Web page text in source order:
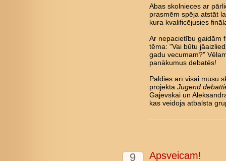
Abas skolnieces ar
prasmēm spēja atstāt
kura kvalificējusies
Ar nepacietību gaidām
tēma: "Vai būtu
gadu vecumam?"
panākumus debatēs!
Paldies arī visai mūsu
projekta Jugend
Gajevskai un
kas veidoja atbalsta
9 Apsveicam!